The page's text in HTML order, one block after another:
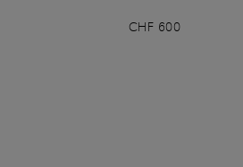
CHF 600